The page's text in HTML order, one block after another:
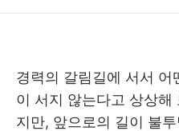
경력의 갈림길에 서서 어
이 서지 않는다고 상상해
지만, 앞으로의 길이 불